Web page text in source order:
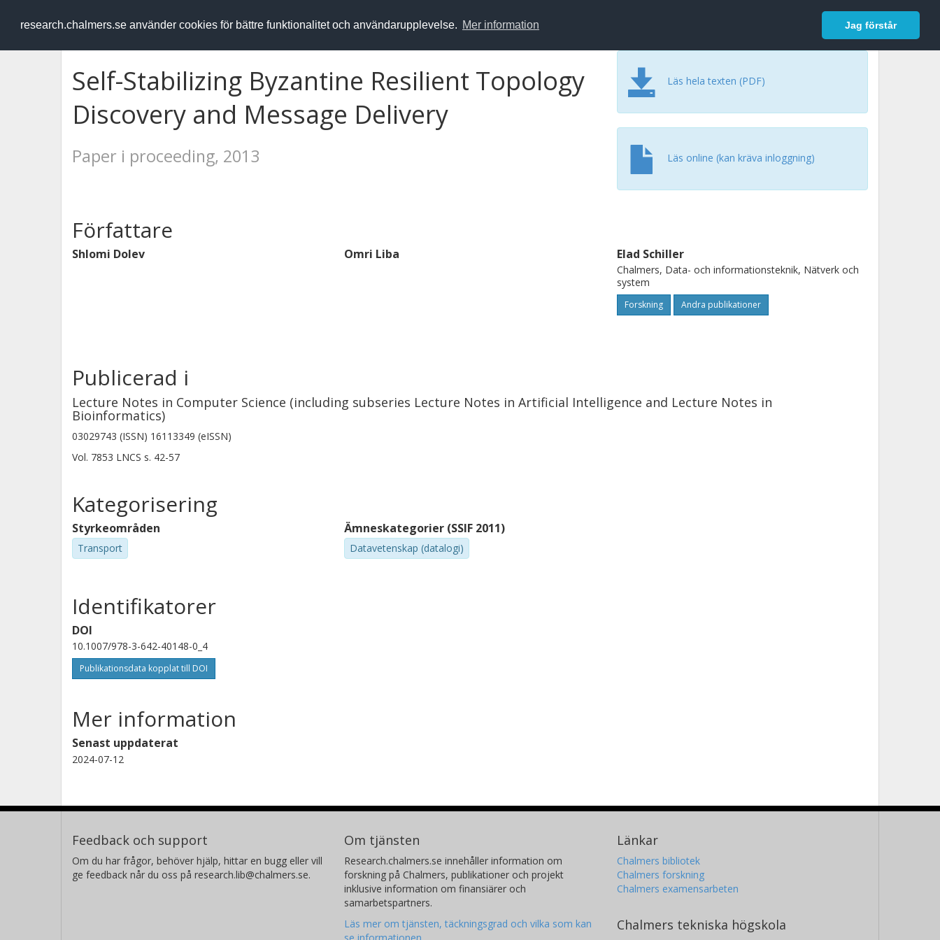
research.chalmers.se använder cookies för bättre funktionalitet och användarupplevelse. Mer information Jag förstår
RESEARCH.chalmers.se Logga in
Self-Stabilizing Byzantine Resilient Topology
Discovery and Message Delivery
Paper i proceeding, 2013
Läs hela texten (PDF)
Läs online (kan kräva inloggning)
Författare
Shlomi Dolev Omri Liba Elad Schiller
Chalmers, Data- och informationsteknik, Nätverk och
system
Forskning Andra publikationer
Publicerad i
Lecture Notes in Computer Science (including subseries Lecture Notes in Artificial Intelligence and Lecture Notes in
Bioinformatics)
03029743 (ISSN) 16113349 (eISSN)
Vol. 7853 LNCS s. 42-57
Kategorisering
Styrkeområden
Transport
Ämneskategorier (SSIF 2011)
Datavetenskap (datalogi)
Identifikatorer
DOI
10.1007/978-3-642-40148-0_4
Publikationsdata kopplat till DOI
Mer information
Senast uppdaterat
2024-07-12
Feedback och support
Om du har frågor, behöver hjälp, hittar en bugg eller vill
ge feedback når du oss på research.lib@chalmers.se.
Om tjänsten
Research.chalmers.se innehåller information om
forskning på Chalmers, publikationer och projekt
inklusive information om finansiärer och
samarbetspartners.
Läs mer om tjänsten, täckningsgrad och vilka som kan
Länkar
Chalmers bibliotek
Chalmers forskning
Chalmers examensarbeten
Chalmers tekniska högskola